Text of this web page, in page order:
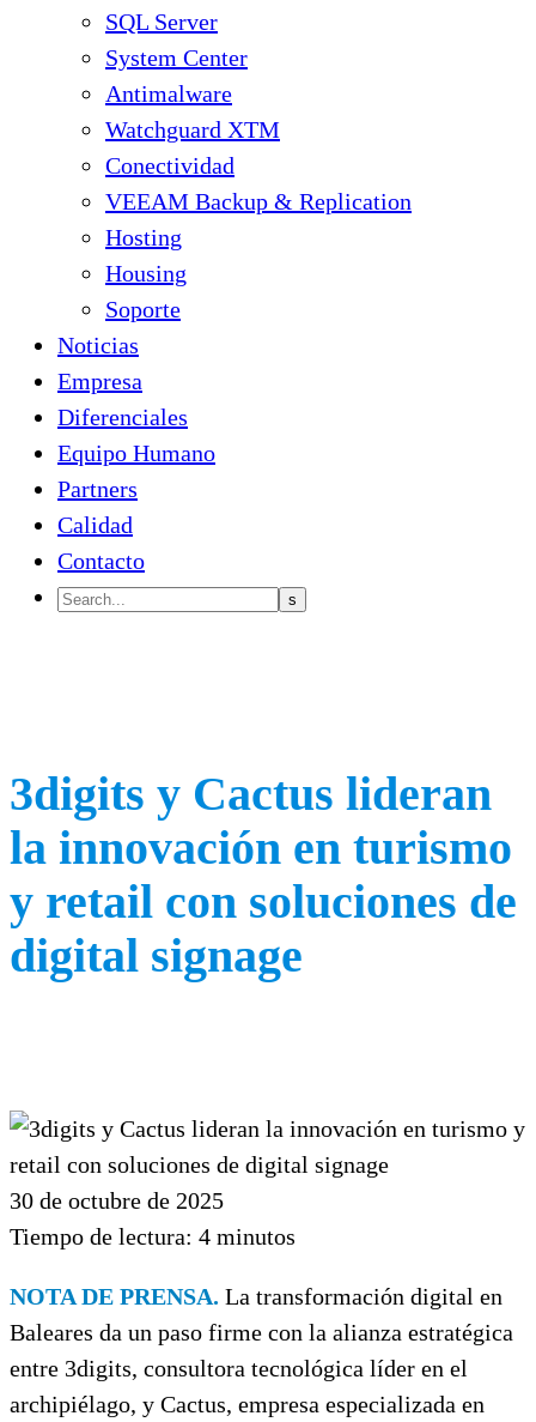
SQL Server
System Center
Antimalware
Watchguard XTM
Conectividad
VEEAM Backup & Replication
Hosting
Housing
Soporte
Noticias
Empresa
Diferenciales
Equipo Humano
Partners
Calidad
Contacto
3digits y Cactus lideran
la innovación en turismo
y retail con soluciones de
digital signage
30 de octubre de 2025
Tiempo de lectura: 4 minutos
NOTA DE PRENSA. La transformación digital en
Baleares da un paso firme con la alianza estratégica
entre 3digits, consultora tecnológica líder en el
archipiélago, y Cactus, empresa especializada en